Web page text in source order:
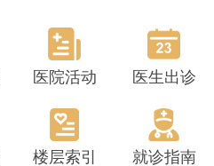
医院活动 医生出诊
楼层索引 就诊指南